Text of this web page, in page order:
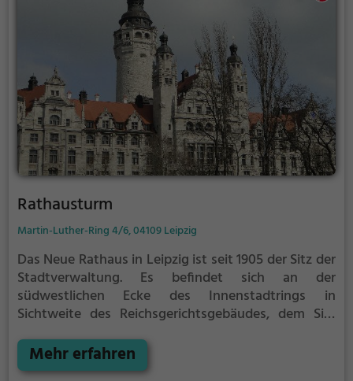
Rathausturm
Martin-Luther-Ring 4/6, 04109 Leipzig
Das Neue Rathaus in Leipzig ist seit 1905 der Sitz der
Stadtverwaltung. Es befindet sich an der
südwestlichen Ecke des Innenstadtrings in
Sichtweite des Reichsgerichtsgebäudes, dem Sitz
hohe Rathausturm gilt als höchster in Deutschland
und ist eines der Wahrzeichen der Stadt. Er kann im
Mehr erfahren